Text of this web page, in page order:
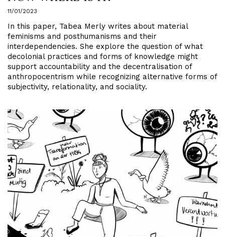
11/01/2023
In this paper, Tabea Merly writes about material
feminisms and posthumanisms and their
interdependencies. She explore the question of what
decolonial practices and forms of knowledge might
support accountability and the decentralisation of
anthropocentrism while recognizing alternative forms of
subjectivity, relationality, and sociality.